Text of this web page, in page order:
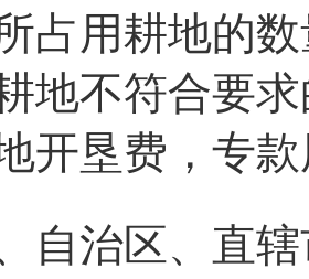
占用耕地的
地不符合要
开垦费，专
治区、直辖